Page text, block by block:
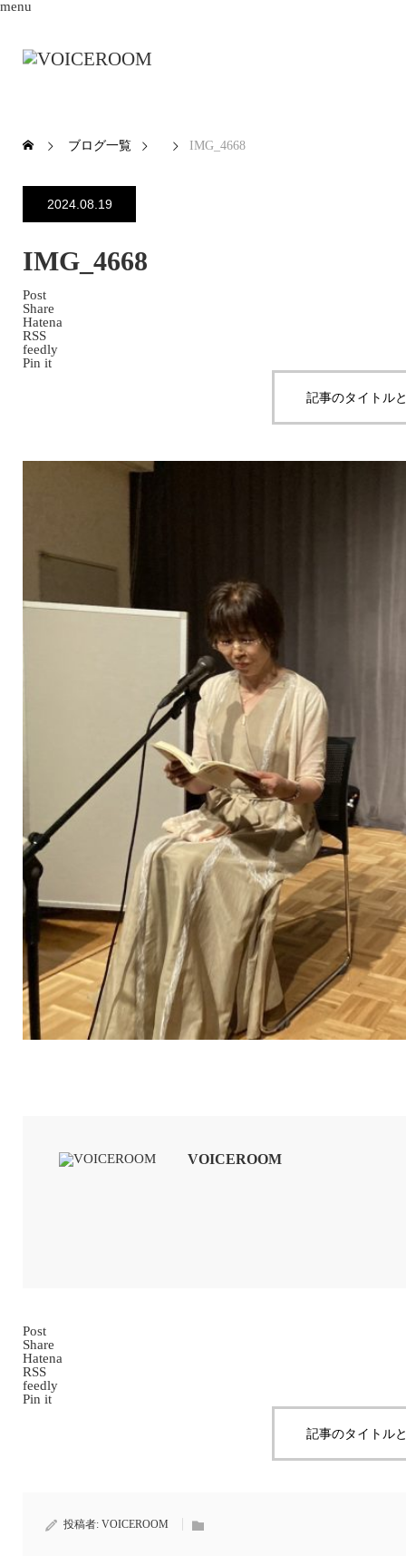
menu
ブログ一覧 IMG_4668
2024.08.19
IMG_4668
Post
Share
Hatena
RSS
feedly
Pin it
記事のタイトル
VOICEROOM
Post
Share
Hatena
RSS
feedly
Pin it
記事のタイトル
投稿者: VOICEROOM